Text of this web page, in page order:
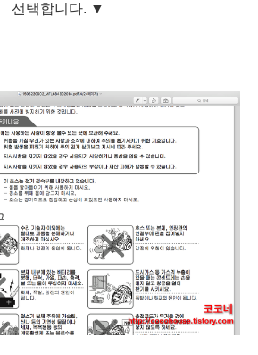
선택합니다. ▼